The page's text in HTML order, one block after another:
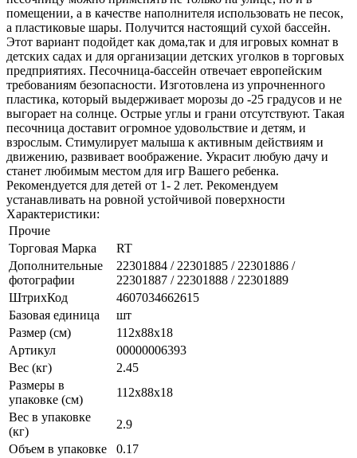
помещении, а в качестве наполнителя использовать не песок,
а пластиковые шары. Получится настоящий сухой бассейн.
Этот вариант подойдет как дома,так и для игровых комнат в
детских садах и для организации детских уголков в торговых
предприятиях. Песочница-бассейн отвечает европейским
требованиям безопасности. Изготовлена из упрочненного
пластика, который выдерживает морозы до -25 градусов и не
выгорает на солнце. Острые углы и грани отсутствуют. Такая
песочница доставит огромное удовольствие и детям, и
взрослым. Стимулирует малыша к активным действиям и
движению, развивает воображение. Украсит любую дачу и
станет любимым местом для игр Вашего ребенка.
Рекомендуется для детей от 1- 2 лет. Рекомендуем
устанавливать на ровной устойчивой поверхности
Характеристики:
Прочие
Торговая Марка
RT
Дополнительные
фотографии
22301884 / 22301885 / 22301886 /
22301887 / 22301888 / 22301889
ШтрихКод
4607034662615
Базовая единица
шт
Размер (см)
112х88х18
Артикул
00000006393
Вес (кг)
2.45
Размеры в
упаковке (см)
112х88х18
Вес в упаковке
(кг)
2.9
Объем в упаковке
0.17